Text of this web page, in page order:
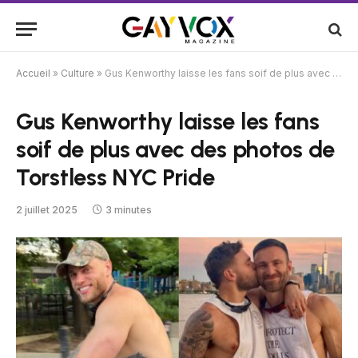
Accueil » Culture » Gus Kenworthy laisse les fans soif de plus avec des photos de Torstless NYC Pride
Gus Kenworthy laisse les fans
soif de plus avec des photos de
Torstless NYC Pride
2 juillet 2025 3 minutes